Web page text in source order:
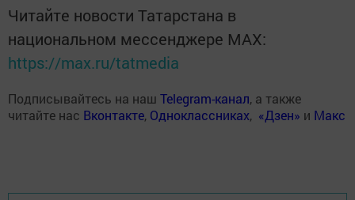
Читайте новости Татарстана в
национальном мессенджере MАХ:
https://max.ru/tatmedia
Подписывайтесь на наш Telegram-канал, а также
читайте нас Вконтакте, Одноклассниках, «Дзен» и Макс